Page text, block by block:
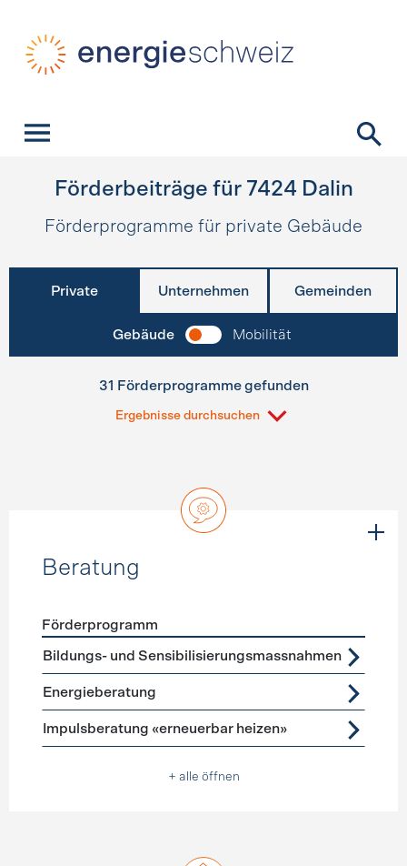
Förderbeiträge für 7424 Dalin
Förderprogramme für private Gebäude
Private Unternehmen Gemeinden
Gebäude Mobilität
31 Förderprogramme gefunden
Ergebnisse durchsuchen
Beratung
Förderprogramme Beratung
Förderprogramm
Bildungs- und Sensibilisierungsmassnahmen
Energieberatung
Impulsberatung «erneuerbar heizen»
+ alle öffnen